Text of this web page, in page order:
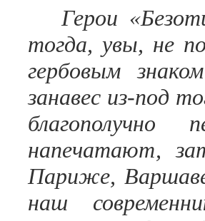
Герои
тогда, увы, не
гербовым
занавес из-под
напечатают,
Париже,
наш